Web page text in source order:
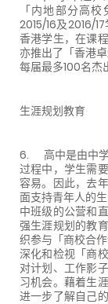
「内地部分高
2015/16及2016/
香港学生，在课
亦推出了「香港
每届最多100名杰
生涯规划教育
6. 高中是由中学
过程中，学生需
容易。因此，去
面支持青年人的
中班级的公营和
强生涯规划的教
织参与「商校合
深化和检视「商
对计划、工作影
习机会。藉着生
进一步了解自己